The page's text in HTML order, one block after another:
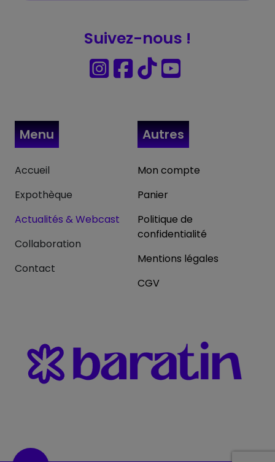
Suivez-nous !
Menu
Accueil
Expothèque
Actualités & Webcast
Collaboration
Contact
Autres
Mon compte
Panier
Politique de
confidentialité
Mentions légales
CGV